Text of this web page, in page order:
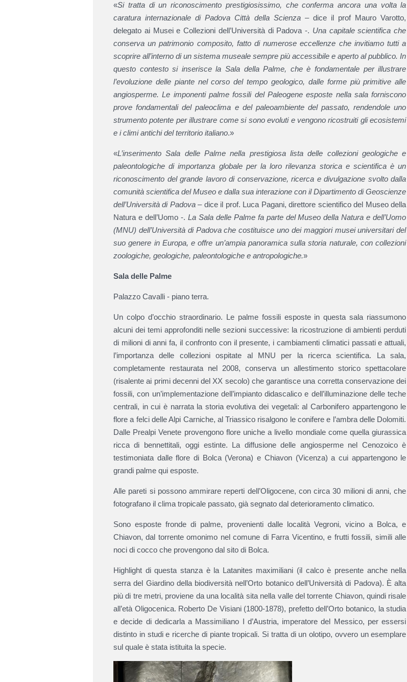
«Si tratta di un riconoscimento prestigiosissimo, che conferma ancora una volta la
caratura internazionale di Padova Città della Scienza– dice il prof Mauro Varotto,
delegato ai Musei e Collezioni dell’Università di Padova -. Una capitale scientifica che
conserva un patrimonio composito, fatto di numerose eccellenze che invitiamo tutti a
scoprire all’interno di un sistema museale sempre più accessibile e aperto al pubblico. In
questo contesto si inserisce la Sala della Palme, che è fondamentale per illustrare
l’evoluzione delle piante nel corso del tempo geologico, dalle forme più primitive alle
angiosperme. Le imponenti palme fossili del Paleogene esposte nella sala forniscono
prove fondamentali del paleoclima e del paleoambiente del passato, rendendole uno
strumento potente per illustrare come si sono evoluti e vengono ricostruiti gli ecosistemi
e i climi antichi del territorio italiano.»
«L’inserimento Sala delle Palme nella prestigiosa lista delle collezioni geologiche e
paleontologiche di importanza globale per la loro rilevanza storica e scientifica è un
riconoscimento del grande lavoro di conservazione, ricerca e divulgazione svolto dalla
comunità scientifica del Museo e dalla sua interazione con il Dipartimento di Geoscienze
dell’Università di Padova– dice il prof. Luca Pagani, direttore scientifico del Museo della
Natura e dell’Uomo -. La Sala delle Palme fa parte del Museo della Natura e dell’Uomo
(MNU) dell’Università di Padova che costituisce uno dei maggiori musei universitari del
suo genere in Europa, e offre un’ampia panoramica sulla storia naturale, con collezioni
zoologiche, geologiche, paleontologiche e antropologiche.»
Sala delle Palme
Palazzo Cavalli - piano terra.
Un colpo d’occhio straordinario. Le palme fossili esposte in questa sala riassumono
alcuni dei temi approfonditi nelle sezioni successive: la ricostruzione di ambienti perduti
di milioni di anni fa, il confronto con il presente, i cambiamenti climatici passati e attuali,
l’importanza delle collezioni ospitate al MNU per la ricerca scientifica. La sala,
completamente restaurata nel 2008, conserva un allestimento storico spettacolare
(risalente ai primi decenni del XX secolo) che garantisce una corretta conservazione dei
fossili, con un’implementazione dell’impianto didascalico e dell’illuminazione delle teche
centrali, in cui è narrata la storia evolutiva dei vegetali: al Carbonifero appartengono le
flore a felci delle Alpi Carniche, al Triassico risalgono le conifere e l’ambra delle Dolomiti.
Dalle Prealpi Venete provengono flore uniche a livello mondiale come quella giurassica
ricca di bennettitali, oggi estinte. La diffusione delle angiosperme nel Cenozoico è
testimoniata dalle flore di Bolca (Verona) e Chiavon (Vicenza) a cui appartengono le
grandi palme qui esposte.
Alle pareti si possono ammirare reperti dell’Oligocene, con circa 30 milioni di anni, che
fotografano il clima tropicale passato, già segnato dal deterioramento climatico.
Sono esposte fronde di palme, provenienti dalle località Vegroni, vicino a Bolca, e
Chiavon, dal torrente omonimo nel comune di Farra Vicentino, e frutti fossili, simili alle
noci di cocco che provengono dal sito di Bolca.
Highlight di questa stanza è la Latanites maximiliani (il calco è presente anche nella
serra del Giardino della biodiversità nell’Orto botanico dell’Università di Padova). È alta
più di tre metri, proviene da una località sita nella valle del torrente Chiavon, quindi risale
all’età Oligocenica. Roberto De Visiani (1800-1878), prefetto dell’Orto botanico, la studia
e decide di dedicarla a Massimiliano I d’Austria, imperatore del Messico, per essersi
distinto in studi e ricerche di piante tropicali. Si tratta di un olotipo, ovvero un esemplare
sul quale è stata istituita la specie.